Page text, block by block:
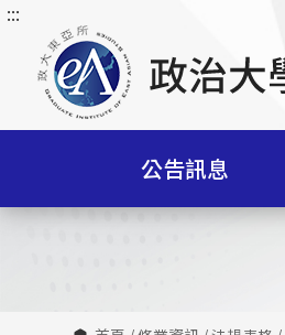
跳
內
塊
:::
公告訊息